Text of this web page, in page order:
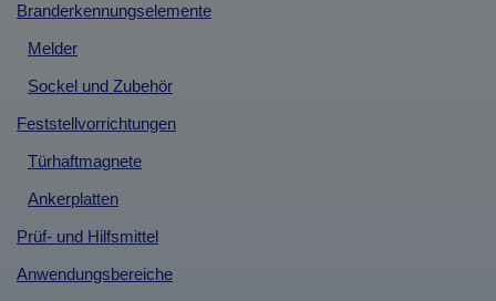
Branderkennungselemente
Melder
Sockel und Zubehör
Feststellvorrichtungen
Türhaftmagnete
Ankerplatten
Prüf- und Hilfsmittel
Anwendungsbereiche